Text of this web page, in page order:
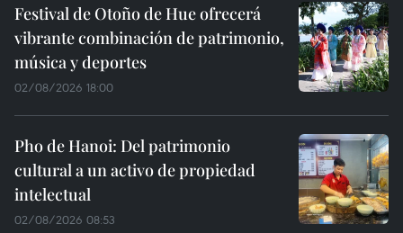
Festival de Otoño de Hue ofrecerá
vibrante combinación de patrimonio,
música y deportes
02/08/2026 18:00
Pho de Hanoi: Del patrimonio
cultural a un activo de propiedad
intelectual
02/08/2026 08:53